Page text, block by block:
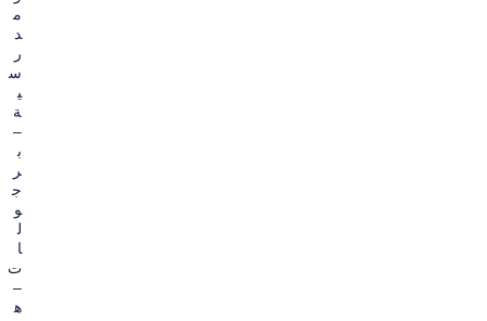
م
د
ر
س
ي
ة
–
ب
ر
ج
و
ل
ا
ت
–
ه